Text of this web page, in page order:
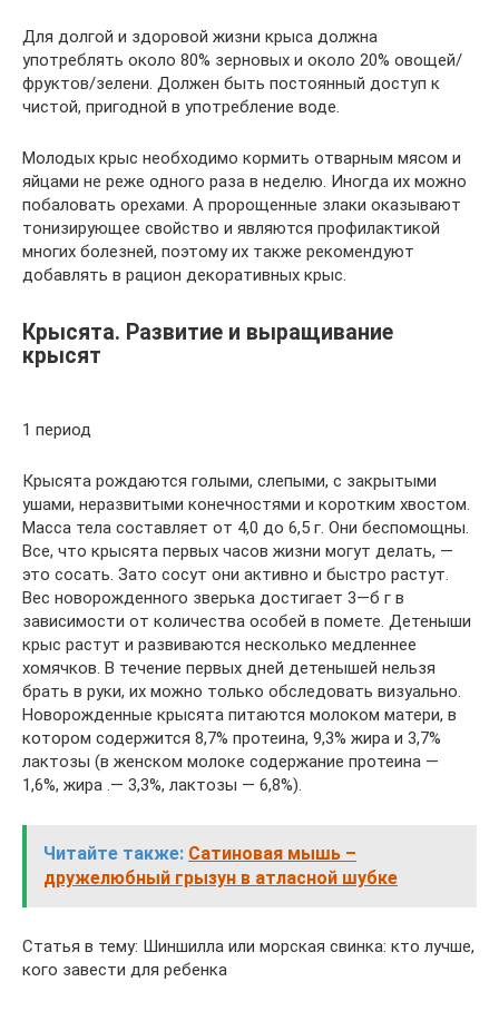
Для долгой и здоровой жизни крыса должна
употреблять около 80% зерновых и около 20% овощей/
фруктов/зелени. Должен быть постоянный доступ к
чистой, пригодной в употребление воде.
Молодых крыс необходимо кормить отварным мясом и
яйцами не реже одного раза в неделю. Иногда их можно
побаловать орехами. А пророщенные злаки оказывают
тонизирующее свойство и являются профилактикой
многих болезней, поэтому их также рекомендуют
добавлять в рацион декоративных крыс.
Крысята. Развитие и выращивание
крысят
1 период
Крысята рождаются голыми, слепыми, с закрытыми
ушами, неразвитыми конечностями и коротким хвостом.
Масса тела составляет от 4,0 до 6,5 г. Они беспомощны.
Все, что крысята первых часов жизни могут делать, —
это сосать. Зато сосут они активно и быстро растут.
Вес новорожденного зверька достигает 3—б г в
зависимости от количества особей в помете. Детеныши
крыс растут и развиваются несколько медленнее
хомячков. В течение первых дней детенышей нельзя
брать в руки, их можно только обследовать визуально.
Новорожденные крысята питаются молоком матери, в
котором содержится 8,7% протеина, 9,3% жира и 3,7%
лактозы (в женском молоке содержание протеина —
1,6%, жира .— 3,3%, лактозы — 6,8%).
Читайте также: Сатиновая мышь –
дружелюбный грызун в атласной шубке
Статья в тему: Шиншилла или морская свинка: кто лучше,
кого завести для ребенка